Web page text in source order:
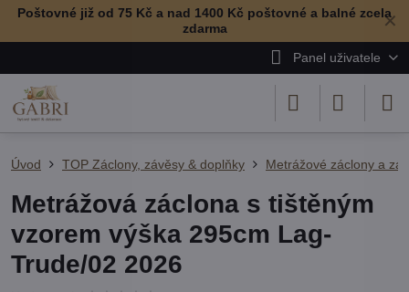
✕
Poštovné již od 75 Kč a nad 1400 Kč poštovné a balné zcela
zdarma
Panel uživatele
Úvod TOP Záclony, závěsy & doplňky Metrážové záclony a
Metrážová záclona s tištěným
vzorem výška 295cm Lag-
Trude/02 2026